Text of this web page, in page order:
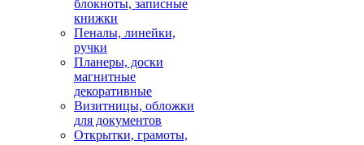
блокноты, записные
книжки
Пеналы, линейки,
ручки
Планеры, доски
магнитные
декоративные
Визитницы, обложки
для документов
Открытки, грамоты,